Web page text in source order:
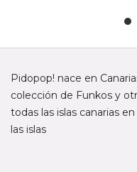
Pidopop! nace en
colección de Funkos y
todas las islas canarias
las islas